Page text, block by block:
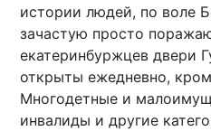
истории людей, по воле
зачастую просто
екатеринбуржцев двери
открыты ежедневно,
Многодетные и
инвалиды и другие